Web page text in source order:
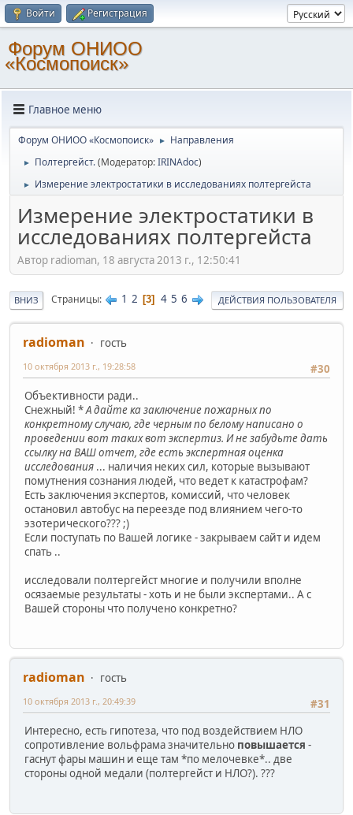
Войти Регистрация
Форум ОНИОО
«Космопоиск»
Главное меню
Форум ОНИОО «Космопоиск» ► Направления
► Полтергейст.(Модератор:IRINAdoc)
► Измерение электростатики в исследованиях полтергейста
Измерение электростатики в
исследованиях полтергейста
Автор radioman, 18 августа 2013 г., 12:50:41
ВНИЗ Страницы 1 2 3 4 5 6 ДЕЙСТВИЯ ПОЛЬЗОВАТЕЛЯ
radioman
гость
#30
10 октября 2013 г., 19:28:58
Объективности ради..
Снежный! *А дайте ка заключение пожарных по
конкретному случаю, где черным по белому написано о
проведении вот таких вот экспертиз. И не забудьте дать
ссылку на ВАШ отчет, где есть экспертная оценка
исследования ... наличия неких сил, которые вызывают
помутнения сознания людей, что ведет к катастрофам?
Есть заключения экспертов, комиссий, что человек
остановил автобус на переезде под влиянием чего-то
эзотерического??? ;)
Если поступать по Вашей логике - закрываем сайт и идем
спать ..
исследовали полтергейст многие и получили вполне
осязаемые результаты - хоть и не были экспертами.. А с
Вашей стороны что получено конкретно?
radioman
гость
#31
10 октября 2013 г., 20:49:39
Интересно, есть гипотеза, что под воздействием НЛО
сопротивление вольфрама значительно повышается -
гаснут фары машин и еще там *по мелочевке*.. две
стороны одной медали (полтергейст и НЛО?). ???